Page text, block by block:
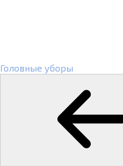
Головные уборы